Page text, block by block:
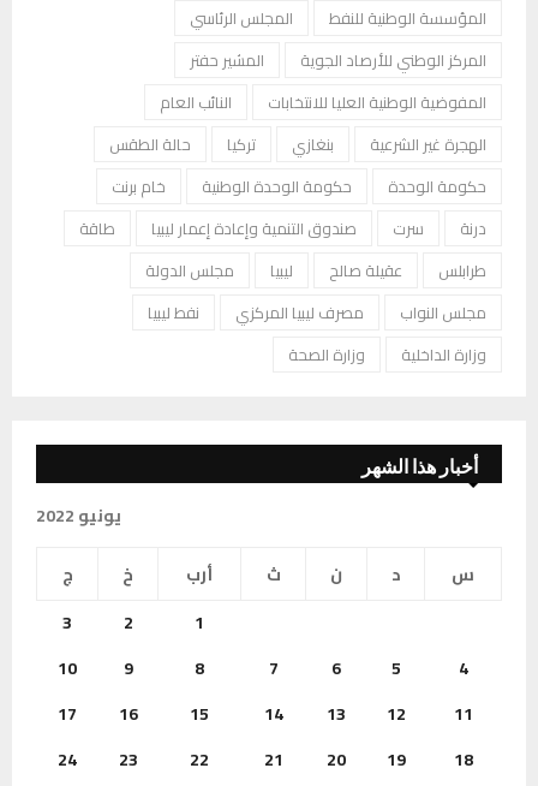
المؤسسة الوطنية للنفط
المجلس الرئاسي
المركز الوطني للأرصاد الجوية
المشير حفتر
المفوضية الوطنية العليا للانتخابات
النائب العام
الهجرة غير الشرعية
بنغازي تركيا
حالة الطقس
حكومة الوحدة
حكومة الوحدة الوطنية
خام برنت
درنة
سرت صندوق التنمية وإعادة إعمار ليبيا
طاقة
طرابلس
عقيلة صالح ليبيا
مجلس الدولة
مجلس النواب
مصرف ليبيا المركزي
نفط ليبيا
وزارة الداخلية
وزارة الصحة
أخبار هذا الشهر
يونيو 2022
س
د ن ث أرب خ
ج
1
2
3
4
5
6
7
8
9
10
11
12
13
14
15
16
17
18
19
20
21
22
23
24